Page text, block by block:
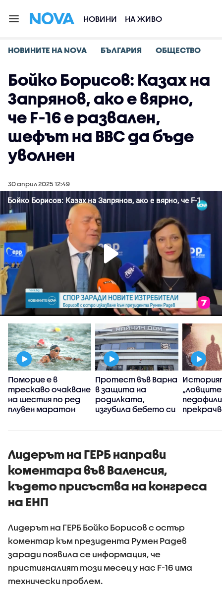
НОВИНИ НА ЖИВО
НОВИНИТЕ НА NOVA БЪЛГАРИЯ ОБЩЕСТВО
Бойко Борисов: Казах на
Запрянов, ако е вярно,
че F-16 е развален,
шефът на ВВС да бъде
уволнен
30 април 2025 12:49
Поморие е в
трескаво очакване
на шестия по ред
плувен маратон
Протест във Варна
в защита на
родилката,
изгубила бебето си
раждането
Лидерът на ГЕРБ направи
коментара във Валенсия,
където присъства на конгреса
на ЕНП
Лидерът на ГЕРБ Бойко Борисов с остър
коментар към президента Румен Радев
заради появила се информация, че
пристигналият този месец у нас F-16 има
технически проблем.